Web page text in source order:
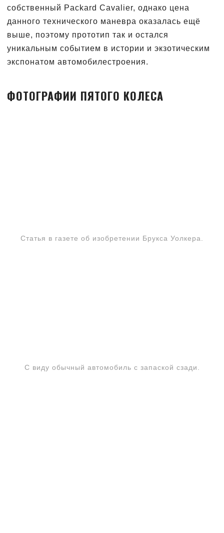
собственный Packard Cavalier, однако цена
данного технического маневра оказалась ещё
выше, поэтому прототип так и остался
уникальным событием в истории и экзотическим
экспонатом автомобилестроения.
ФОТОГРАФИИ ПЯТОГО КОЛЕСА
Статья в газете об изобретении Брукса Уолкера.
С виду обычный автомобиль с запаской сзади.